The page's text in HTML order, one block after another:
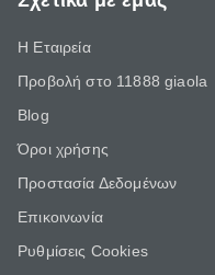
Η Εταιρεία
Προβολή στο 11888 giaola
Blog
Όροι χρήσης
Προστασία Δεδομένων
Επικοινωνία
Ρυθμίσεις Cookies